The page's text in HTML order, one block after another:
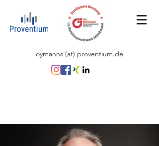
oymanns (at) proventium.de